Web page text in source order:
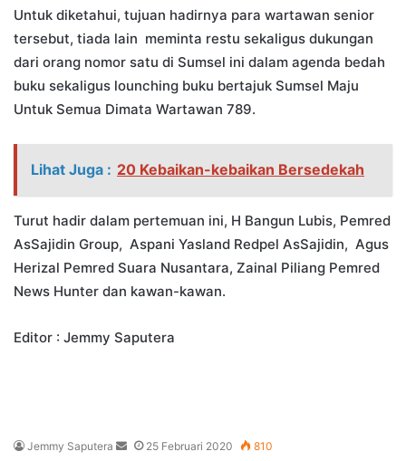
Untuk diketahui, tujuan hadirnya para wartawan senior
tersebut, tiada lain meminta restu sekaligus dukungan
dari orang nomor satu di Sumsel ini dalam agenda bedah
buku sekaligus lounching buku bertajuk Sumsel Maju
Untuk Semua Dimata Wartawan 789.
Lihat Juga : 20 Kebaikan-kebaikan Bersedekah
Turut hadir dalam pertemuan ini, H Bangun Lubis, Pemred
AsSajidin Group, Aspani Yasland Redpel AsSajidin, Agus
Herizal Pemred Suara Nusantara, Zainal Piliang Pemred
News Hunter dan kawan-kawan.
Editor : Jemmy Saputera
Jemmy Saputera
Send25 Februari 2020 810